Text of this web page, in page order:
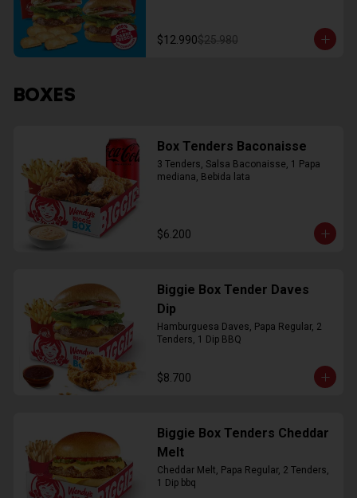
$12.990$25.980
BOXES
Box Tenders Baconaisse
3 Tenders, Salsa Baconaisse, 1 Papa
mediana, Bebida lata
$6.200
Biggie Box Tender Daves
Dip
Hamburguesa Daves, Papa Regular, 2
Tenders, 1 Dip BBQ
$8.700
Biggie Box Tenders Cheddar
Melt
Cheddar Melt, Papa Regular, 2 Tenders,
1 Dip bbq